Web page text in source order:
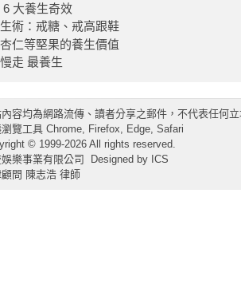
大養生奇效
術：戒糖、戒高跟鞋
仁等堅果的養生價值
走 最養生
容均為網路流傳、讀者分享之郵件，不代表任何
覽工具 Chrome, Firefox, Edge, Safari
© 1999-2026 All rights reserved.
樂事業有限公司
Designed by ICS
問 陳志浩 律師